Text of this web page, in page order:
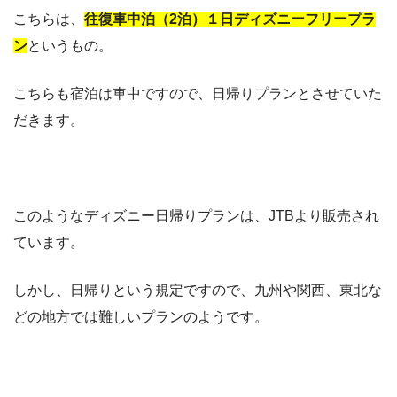
こちらは、 往復車中泊（2泊）１日ディズニーフリープラ
ンというもの。
こちらも宿泊は車中ですので、日帰りプランとさせていた
だきます。
このようなディズニー日帰りプランは、JTBより販売され
ています。
しかし、日帰りという規定ですので、九州や関西、東北な
どの地方では難しいプランのようです。